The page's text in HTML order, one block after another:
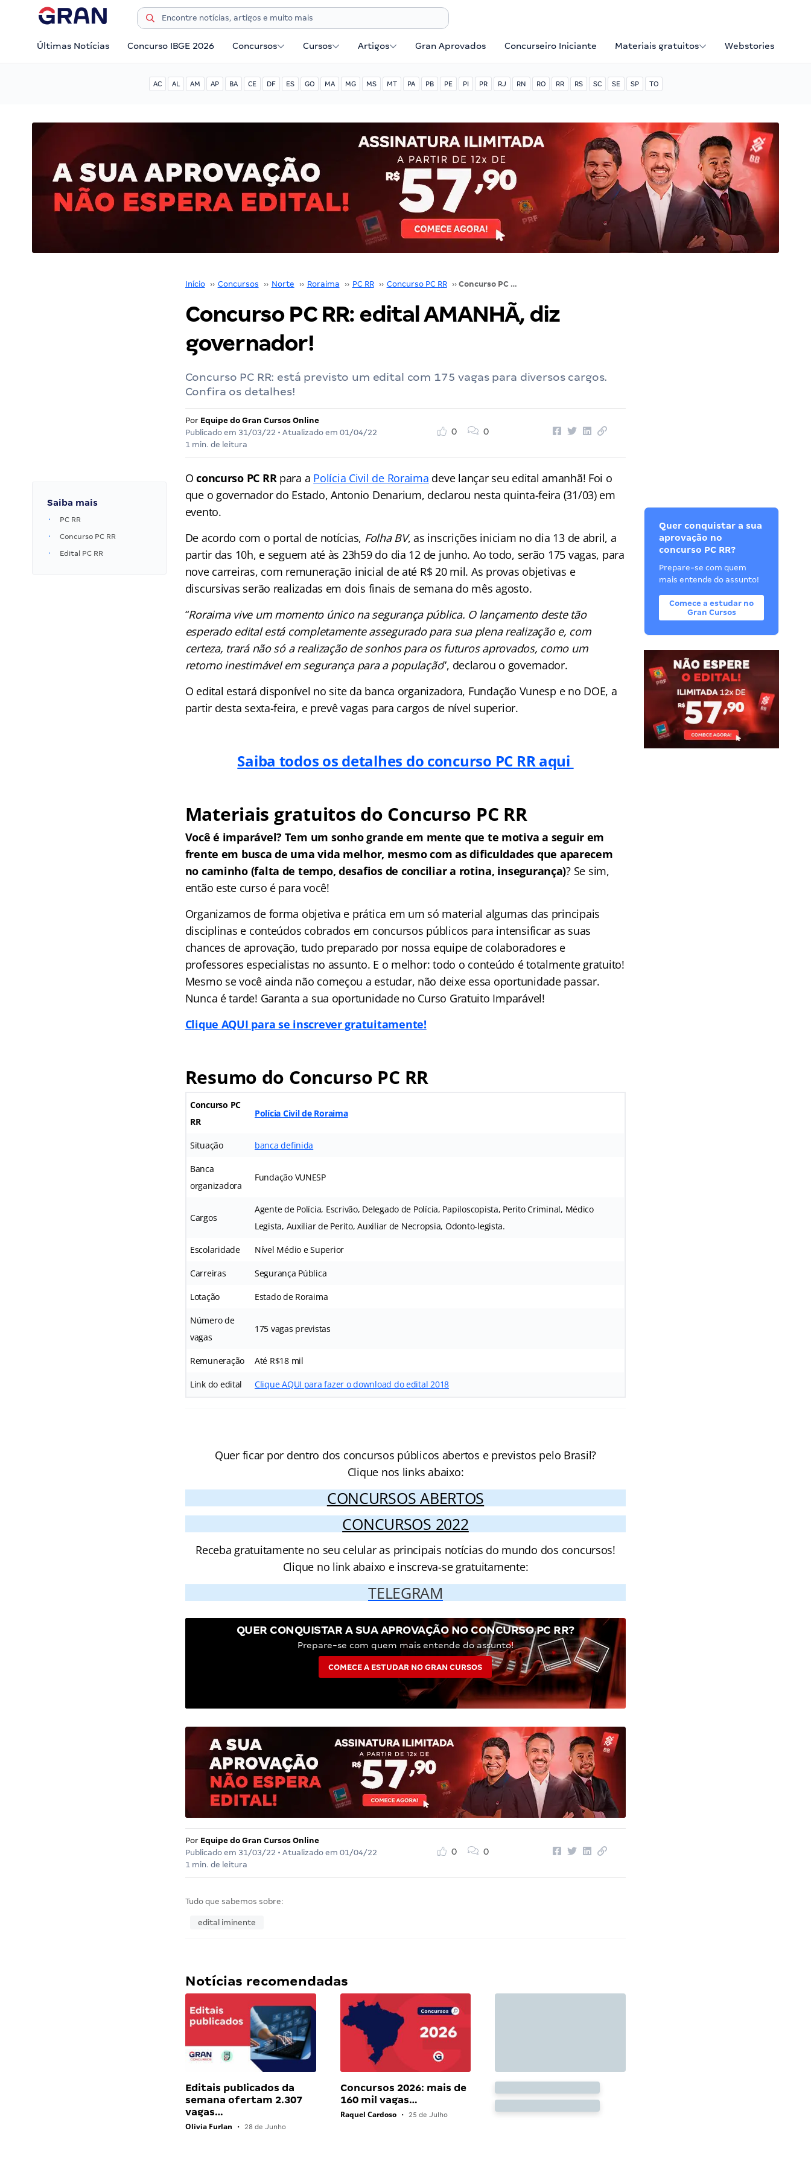
Últimas Notícias Concurso IBGE 2026 Concursos Cursos Artigos Gran Aprovados Concurseiro Iniciante Materiais gratuitos Webstories
AC AL AM AP BA CE DF ES GO MA MG MS MT PA PB PE PI PR RJ RN RO RR RS SC SE SP TO
Início ›› Concursos ›› Norte ›› Roraima ›› PC RR ›› Concurso PC RR ›› Concurso PC RR: edital AMANHÃ, diz governador!
Concurso PC RR: edital AMANHÃ, diz
governador!
Concurso PC RR: está previsto um edital com 175 vagas para diversos cargos.
Confira os detalhes!
Por Equipe do Gran Cursos Online
Publicado em 31/03/22 • Atualizado em 01/04/22
1 min. de leitura
0 0
Saiba mais
PC RR
Concurso PC RR
Edital PC RR
Oconcurso PC RRpara a Polícia Civil de Roraima deve lançar seu edital amanhã! Foi o
que o governador do Estado, Antonio Denarium, declarou nesta quinta-feira (31/03) em
evento.
De acordo com o portal de notícias, Folha BV, as inscrições iniciam no dia 13 de abril, a
partir das 10h, e seguem até às 23h59 do dia 12 de junho. Ao todo, serão 175 vagas, para
nove carreiras, com remuneração inicial de até R$ 20 mil. As provas objetivas e
discursivas serão realizadas em dois finais de semana do mês agosto.
“Roraima vive um momento único na segurança pública. O lançamento deste tão
esperado edital está completamente assegurado para sua plena realização e, com
certeza, trará não só a realização de sonhos para os futuros aprovados, como um
retorno inestimável em segurança para a população”, declarou o governador.
O edital estará disponível no site da banca organizadora, Fundação Vunesp e no DOE, a
partir desta sexta-feira, e prevê vagas para cargos de nível superior.
Saiba todos os detalhes do concurso PC RR aqui
Materiais gratuitos do Concurso PC RR
Você é imparável? Tem um sonho grande em mente que te motiva a seguir em
frente em busca de uma vida melhor, mesmo com as dificuldades que aparecem
no caminho (falta de tempo, desafios de conciliar a rotina, insegurança)? Se sim,
então este curso é para você!
Organizamos de forma objetiva e prática em um só material algumas das principais
disciplinas e conteúdos cobrados em concursos públicos para intensificar as suas
chances de aprovação, tudo preparado por nossa equipe de colaboradores e
professores especialistas no assunto. E o melhor: todo o conteúdo é totalmente gratuito!
Mesmo se você ainda não começou a estudar, não deixe essa oportunidade passar.
Nunca é tarde! Garanta a sua oportunidade no Curso Gratuito Imparável!
Clique AQUI para se inscrever gratuitamente!
Resumo do Concurso PC RR
Concurso PC
RR
Polícia Civil de Roraima
Situação banca definida
Banca
organizadora
Fundação VUNESP
Cargos
Agente de Polícia, Escrivão, Delegado de Polícia, Papiloscopista, Perito Criminal, Médico
Legista, Auxiliar de Perito, Auxiliar de Necropsia, Odonto-legista.
Escolaridade Nível Médio e Superior
Carreiras Segurança Pública
Lotação Estado de Roraima
Número de
vagas
175 vagas previstas
Remuneração Até R$18 mil
Link do edital Clique AQUI para fazer o download do edital 2018
Quer ficar por dentro dos concursos públicos abertos e previstos pelo Brasil?
Clique nos links abaixo:
CONCURSOS ABERTOS
CONCURSOS 2022
Receba gratuitamente no seu celular as principais notícias do mundo dos concursos!
Clique no link abaixo e inscreva-se gratuitamente:
TELEGRAM
QUER CONQUISTAR A SUA APROVAÇÃO NO CONCURSO PC RR?
Prepare-se com quem mais entende do assunto!
COMECE A ESTUDAR NO GRAN CURSOS
Por Equipe do Gran Cursos Online
Publicado em 31/03/22 • Atualizado em 01/04/22
1 min. de leitura
0 0
Tudo que sabemos sobre:
edital iminente
Notícias recomendadas
Editais publicados da
semana ofertam 2.307
vagas…
Olivia Furlan • 28 de Junho
Concursos 2026: mais de
160 mil vagas…
Raquel Cardoso • 25 de Julho
Quer conquistar a sua
aprovação no
concurso PC RR?
Prepare-se com quem
mais entende do assunto!
Comece a estudar no
Gran Cursos